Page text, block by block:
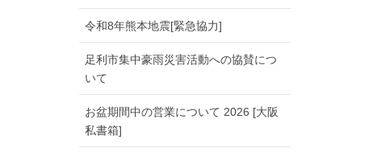
令和8年熊本地震[緊急協力]
足利市集中豪雨災害活動への協賛につ
いて
お盆期間中の営業について 2026 [大阪
私書箱]